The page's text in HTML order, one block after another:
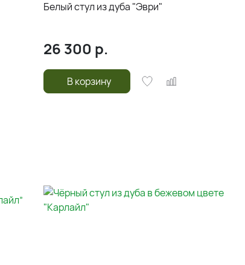
Белый стул из дуба "Эври"
26 300 р.
В корзину